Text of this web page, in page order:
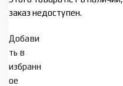
заказ недоступен.
Добави
ть в
избранн
ое